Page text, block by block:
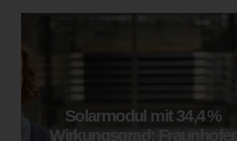
Solarmodul mit 34,4 %
Wirkungsgrad: Fraunhofer